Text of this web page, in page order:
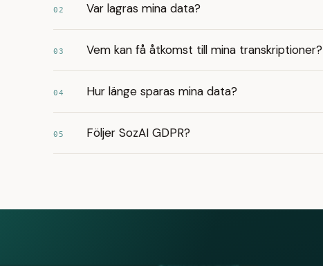
02 Var lagras mina data?
03 Vem kan få åtkomst till mina transkriptioner?
04 Hur länge sparas mina data?
05 Följer SozAI GDPR?